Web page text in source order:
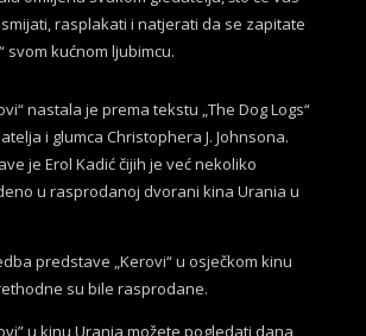
rasplakati i natjerati da se zapitate
svom kućnom ljubimcu.
nastala je prema tekstu „The Dog Logs“
i glumca Christophera J. Johnsona.
je Erol Kadić čijih je već nekoliko
u rasprodanoj dvorani kina Urania u
predstave „Kerovi“ u osječkom kinu
su bile rasprodane.
u kinu Urania možete pogledati dana